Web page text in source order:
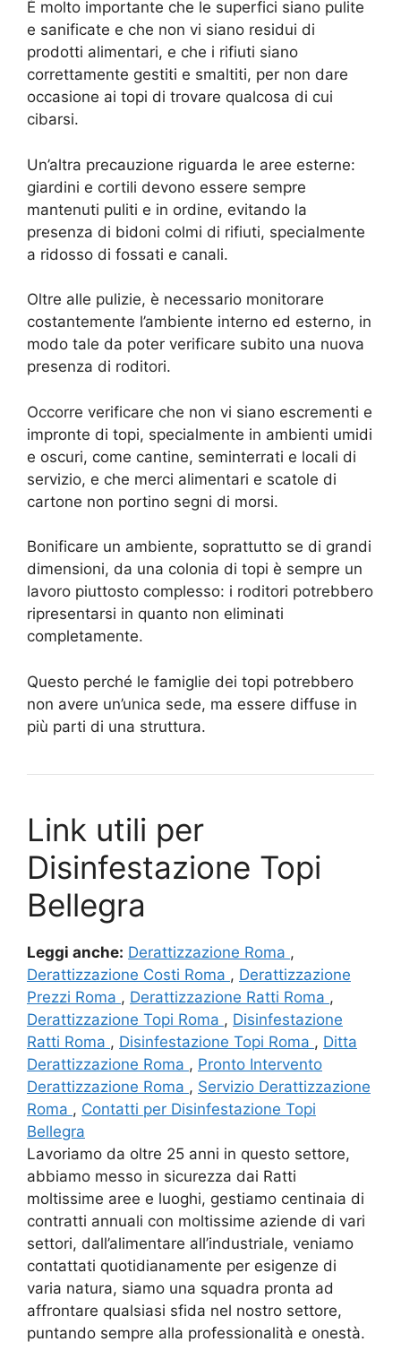
È molto importante che le superfici siano pulite
e sanificate e che non vi siano residui di
prodotti alimentari, e che i rifiuti siano
correttamente gestiti e smaltiti, per non dare
occasione ai topi di trovare qualcosa di cui
cibarsi.
Un’altra precauzione riguarda le aree esterne:
giardini e cortili devono essere sempre
mantenuti puliti e in ordine, evitando la
presenza di bidoni colmi di rifiuti, specialmente
a ridosso di fossati e canali.
Oltre alle pulizie, è necessario monitorare
costantemente l’ambiente interno ed esterno, in
modo tale da poter verificare subito una nuova
presenza di roditori.
Occorre verificare che non vi siano escrementi e
impronte di topi, specialmente in ambienti umidi
e oscuri, come cantine, seminterrati e locali di
servizio, e che merci alimentari e scatole di
cartone non portino segni di morsi.
Bonificare un ambiente, soprattutto se di grandi
dimensioni, da una colonia di topi è sempre un
lavoro piuttosto complesso: i roditori potrebbero
ripresentarsi in quanto non eliminati
completamente.
Questo perché le famiglie dei topi potrebbero
non avere un’unica sede, ma essere diffuse in
più parti di una struttura.
Link utili per
Disinfestazione Topi
Bellegra
Leggi anche: Derattizzazione Roma ,
Derattizzazione Costi Roma , Derattizzazione
Prezzi Roma , Derattizzazione Ratti Roma ,
Derattizzazione Topi Roma , Disinfestazione
Ratti Roma , Disinfestazione Topi Roma , Ditta
Derattizzazione Roma , Pronto Intervento
Derattizzazione Roma , Servizio Derattizzazione
Roma , Contatti per Disinfestazione Topi
Bellegra
Lavoriamo da oltre 25 anni in questo settore,
abbiamo messo in sicurezza dai Ratti
moltissime aree e luoghi, gestiamo centinaia di
contratti annuali con moltissime aziende di vari
settori, dall’alimentare all’industriale, veniamo
contattati quotidianamente per esigenze di
varia natura, siamo una squadra pronta ad
affrontare qualsiasi sfida nel nostro settore,
puntando sempre alla professionalità e onestà.